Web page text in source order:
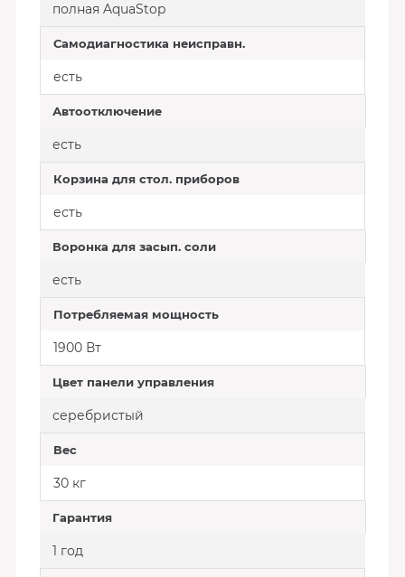
полная AquaStop
Самодиагностика неисправн.
есть
Автоотключение
есть
Корзина для стол. приборов
есть
Воронка для засып. соли
есть
Потребляемая мощность
1900 Вт
Цвет панели управления
серебристый
Вес
30 кг
Гарантия
1 год